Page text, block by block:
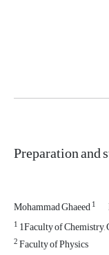
Preparation and
Mohammad Ghaeed1
1 1Faculty of Chemistry,
2Faculty of Physics